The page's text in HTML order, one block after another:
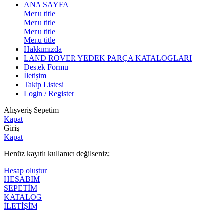
ANA SAYFA
Menu title
Menu title
Menu title
Menu title
Hakkımızda
LAND ROVER YEDEK PARÇA KATALOGLARI
Destek Formu
İletişim
Takip Listesi
Login / Register
Alışveriş Sepetim
Kapat
Giriş
Kapat
Henüz kayıtlı kullanıcı değilseniz;
Hesap oluştur
HESABIM
SEPETİM
KATALOG
İLETİŞİM